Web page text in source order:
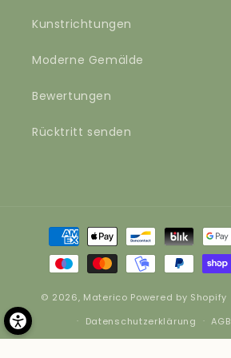
Kunstrichtungen
Moderne Gemälde
Bewertungen
Rücktritt senden
Zahlungsmethoden
© 2026, Materico Powered by Shopify
Datenschutzerklärung
AGB